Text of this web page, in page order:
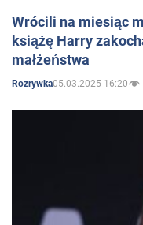
Wrócili na miesiąc
książę Harry
małżeństwa
Rozrywka05.03.2025 16:20